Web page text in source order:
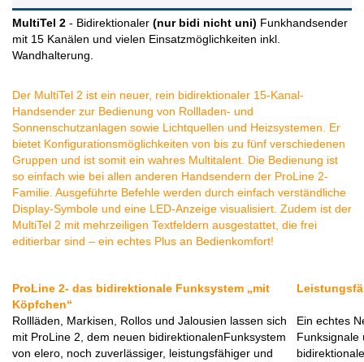
MultiTel 2 - Bidirektionaler (nur bidi nicht uni) Funkhandsender
mit 15 Kanälen und vielen Einsatzmöglichkeiten inkl.
Wandhalterung.
Der MultiTel 2 ist ein neuer, rein bidirektionaler 15-Kanal-
Handsender zur Bedienung von Rollladen- und
Sonnenschutzanlagen sowie Lichtquellen und Heizsystemen. Er
bietet Konfigurationsmöglichkeiten von bis zu fünf verschiedenen
Gruppen und ist somit ein wahres Multitalent. Die Bedienung ist
so einfach wie bei allen anderen Handsendern der ProLine 2-
Familie. Ausgeführte Befehle werden durch einfach verständliche
Display-Symbole und eine LED-Anzeige visualisiert. Zudem ist der
MultiTel 2 mit mehrzeiligen Textfeldern ausgestattet, die frei
editierbar sind – ein echtes Plus an Bedienkomfort!
ProLine 2- das bidirektionale Funksystem „mit
Köpfchen“
Rollläden, Markisen, Rollos und Jalousien lassen sich
mit ProLine 2, dem neuen bidirektionalenFunksystem
von elero, noch zuverlässiger, leistungsfähiger und
Ein echtes
Funksignale